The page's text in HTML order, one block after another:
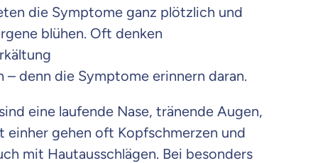
die Symptome ganz plötzlich und
blühen. Oft denken
denn die Symptome erinnern daran.
eine laufende Nase, tränende Augen,
gehen oft Kopfschmerzen und
mit Hautausschlägen. Bei besonders